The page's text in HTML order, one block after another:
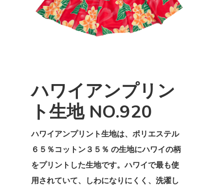
ハワイアンプリン
ト生地 NO.920
ハワイアンプリント生地は、ポリエステル
６５％コットン３５％ の生地にハワイの柄
をプリントした生地です。ハワイで最も使
用されていて、しわになりにくく、洗濯し
ホーム
私たちにつ
奥野克彦
カタログ